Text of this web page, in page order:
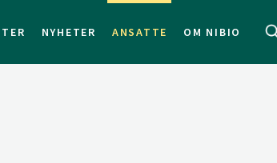
NYHETER ANSATTE OM NIBIO